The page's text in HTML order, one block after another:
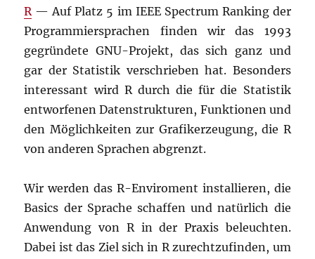
R— Auf Platz 5 im IEEE Spectrum Ranking der
Programmiersprachen finden wir das 1993
gegründete GNU-Projekt, das sich ganz und
gar der Statistik verschrieben hat. Besonders
interessant wird R durch die für die Statistik
entworfenen Datenstrukturen, Funktionen und
den Möglichkeiten zur Grafikerzeugung, die R
von anderen Sprachen abgrenzt.
Wir werden das R-Enviroment installieren, die
Basics der Sprache schaffen und natürlich die
Anwendung von R in der Praxis beleuchten.
Dabei ist das Ziel sich in R zurechtzufinden, um